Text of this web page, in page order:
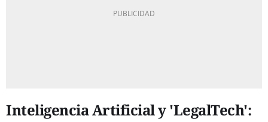
Inteligencia Artificial y 'LegalTech':